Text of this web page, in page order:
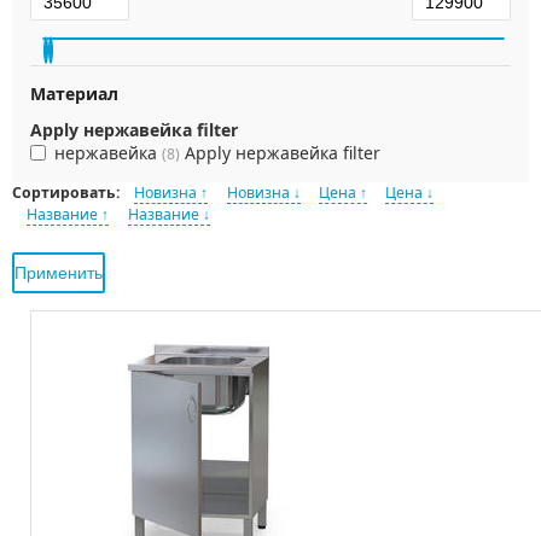
Сортировать: Новизна ↑ Новизна ↓ Цена ↑
Цена ↓
Название ↑
Название ↓
Материал
Apply нержавейка filter
нержавейка (8) Apply нержавейка filter